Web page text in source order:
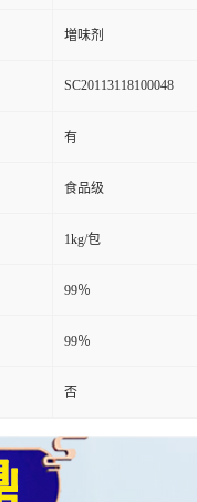
増味剂
SC20113118100048
有
食品级
1kg/包
99％
99％
否